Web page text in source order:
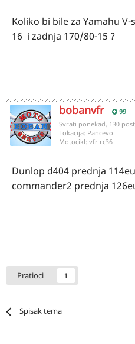
Koliko bi bile za Yamahu
16 i zadnja 170/80-15 ?
bobanvfr 99
Svrati ponekad, 130
Lokacija: Pancevo
Motocikl: vfr rc36
Dunlop d404 prednja
commander2 prednja
Pratioci 1
Spisak tema